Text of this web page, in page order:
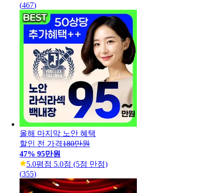
(467)
올해 마지막 노안 혜택
할인 전 가격180만원
47% 95만원
5.0평점 5.0점 (5점 만점)
(355)